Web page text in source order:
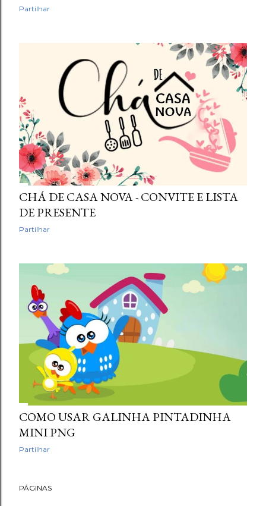
Partilhar
CHÁ DE CASA NOVA - CONVITE E LISTA
DE PRESENTE
Partilhar
COMO USAR GALINHA PINTADINHA
MINI PNG
Partilhar
PÁGINAS